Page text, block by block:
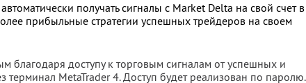
получать сигналы с Market Delta на свой счет в
прибыльные стратегии успешных трейдеров на своем
благодаря доступу к торговым сигналам от успешных и
терминал MetaTrader 4. Доступ будет реализован по паролю.